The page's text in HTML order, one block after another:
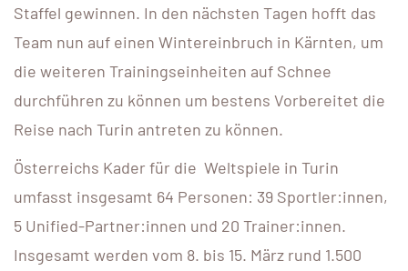
Staffel gewinnen. In den nächsten Tagen hofft das
Team nun auf einen Wintereinbruch in Kärnten, um
die weiteren Trainingseinheiten auf Schnee
durchführen zu können um bestens Vorbereitet die
Reise nach Turin antreten zu können.
Österreichs Kader für die Weltspiele in Turin
umfasst insgesamt 64 Personen: 39 Sportler:innen,
5 Unified-Partner:innen und 20 Trainer:innen.
Insgesamt werden vom 8. bis 15. März rund 1.500